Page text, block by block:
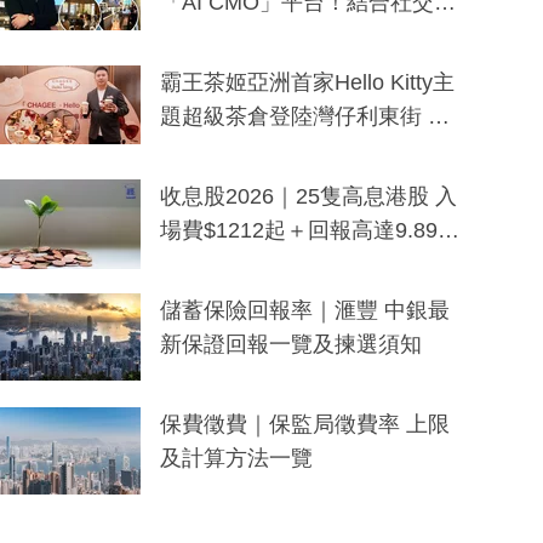
分鐘生成「貼地」宣傳短片
霸王茶姬亞洲首家Hello Kitty主
題超級茶倉登陸灣仔利東街 推
y及香港限定特調系列
收息股2026｜25隻高息港股 入
場費$1212起＋回報高達9.89
儲蓄保險回報率｜滙豐 中銀最
新保證回報一覽及揀選須知
保費徵費｜保監局徵費率 上限
及計算方法一覽